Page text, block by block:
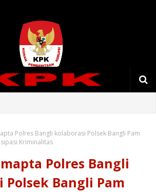
Polres Bangli kolaborasi Polsek Bangli Pam
Kriminalitas
Polres Bangli
Polsek Bangli Pam